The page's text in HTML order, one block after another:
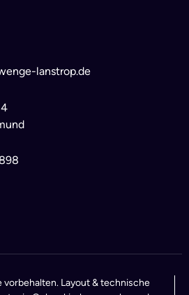
lanstrop.de
vorbehalten. Layout & technische